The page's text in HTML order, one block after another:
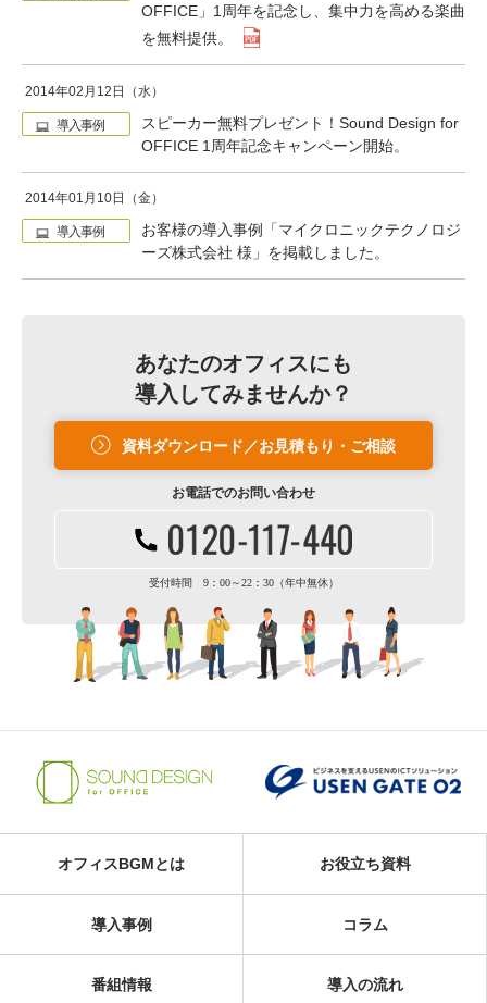
OFFICE」1周年を記念し、集中力を高める楽曲
を無料提供。
2014年02月12日（水）
導入事例
スピーカー無料プレゼント！Sound Design for
OFFICE 1周年記念キャンペーン開始。
2014年01月10日（金）
導入事例
お客様の導入事例「マイクロニックテクノロジ
ーズ株式会社 様」を掲載しました。
あなたのオフィスにも
導入してみませんか？
資料ダウンロード／お見積もり・ご相談
お電話でのお問い合わせ
受付時間 9：00～22：30（年中無休）
オフィスBGMとは お役立ち資料
導入事例 コラム
番組情報 導入の流れ